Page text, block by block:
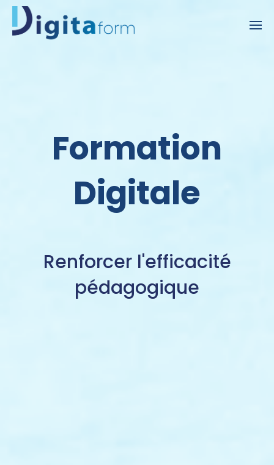
Formation
Digitale
Renforcer l'efficacité
pédagogique